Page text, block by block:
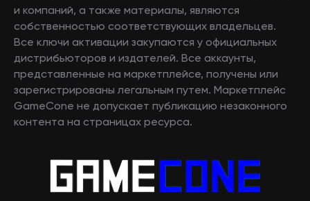
и компаний, а также материалы, являются
собственностью соответствующих владельцев.
Все ключи активации закупаются у официальных
дистрибьюторов и издателей. Все аккаунты,
представленные на маркетплейсе, получены или
зарегистрированы легальным путем. Маркетплейс
GameCone не допускает публикацию незаконного
контента на страницах ресурса.